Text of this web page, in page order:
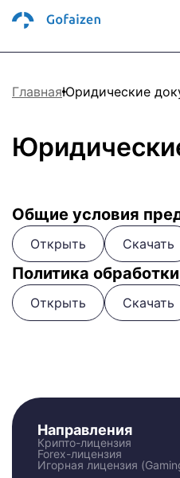
ГлавнаяЮридические
Общие условия
Открыть Скачать
Политика
Открыть Скачать
Направления
Крипто-лицензия
Forex-лицензия
Игорная лицензия